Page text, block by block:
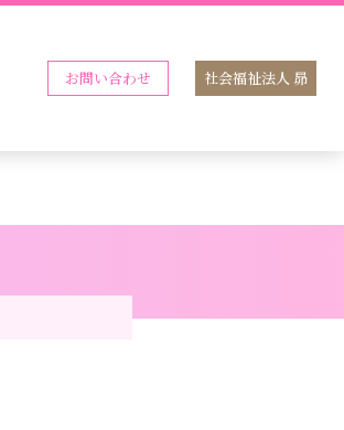
お問い合わせ 社会福祉法人 昴